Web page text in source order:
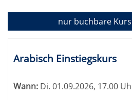
nur buchbare
Tabellenüberschriften
können
werden.
Arabisch Einstiegskurs
Wann: Di. 01.09.2026, 17.00